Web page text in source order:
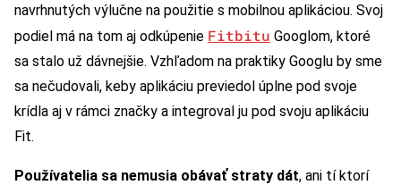
navrhnutých výlučne na použitie s mobilnou aplikáciou. Svoj
podiel má na tom aj odkúpenie Fitbitu Googlom, ktoré
sa stalo už dávnejšie. Vzhľadom na praktiky Googlu by sme
sa nečudovali, keby aplikáciu previedol úplne pod svoje
krídla aj v rámci značky a integroval ju pod svoju aplikáciu
Fit.
Používatelia sa nemusia obávať straty dát, ani tí ktorí